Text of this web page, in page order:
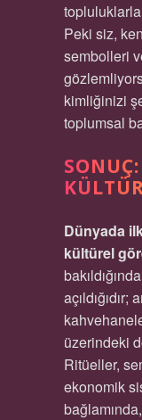
Peki siz,
sembolleri
kimliğinizi
toplumsal
Dünyada
kültürel
üzerindeki
Ritüeller,
ekonomik